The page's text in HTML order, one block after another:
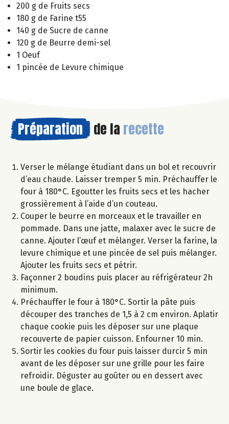
200 g de Fruits secs
180 g de Farine t55
140 g de Sucre de canne
120 g de Beurre demi-sel
1 Oeuf
1 pincée de Levure chimique
Préparation de la recette
Verser le mélange étudiant dans un bol et recouvrir
d’eau chaude. Laisser tremper 5 min. Préchauffer le
four à 180°C. Egoutter les fruits secs et les hacher
grossièrement à l’aide d’un couteau.
Couper le beurre en morceaux et le travailler en
pommade. Dans une jatte, malaxer avec le sucre de
canne. Ajouter l’œuf et mélanger. Verser la farine, la
levure chimique et une pincée de sel puis mélanger.
Ajouter les fruits secs et pétrir.
Façonner 2 boudins puis placer au réfrigérateur 2h
minimum.
Préchauffer le four à 180°C. Sortir la pâte puis
découper des tranches de 1,5 à 2 cm environ. Aplatir
chaque cookie puis les déposer sur une plaque
recouverte de papier cuisson. Enfourner 10 min.
Sortir les cookies du four puis laisser durcir 5 min
avant de les déposer sur une grille pour les faire
refroidir. Déguster au goûter ou en dessert avec
une boule de glace.